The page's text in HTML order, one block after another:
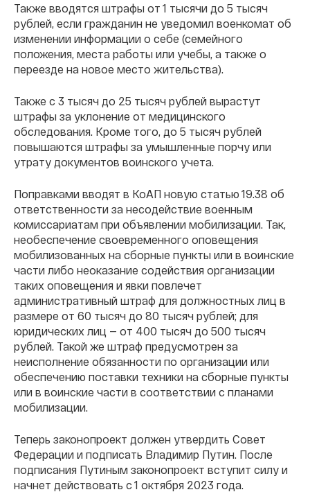
Также вводятся штрафы от 1 тысячи до 5 тысяч
рублей, если гражданин не уведомил военкомат об
изменении информации о себе (семейного
положения, места работы или учебы, а также о
переезде на новое место жительства).
Также с 3 тысяч до 25 тысяч рублей вырастут
штрафы за уклонение от медицинского
обследования. Кроме того, до 5 тысяч рублей
повышаются штрафы за умышленные порчу или
утрату документов воинского учета.
Поправками вводят в КоАП новую статью 19.38 об
ответственности за несодействие военным
комиссариатам при объявлении мобилизации. Так,
необеспечение своевременного оповещения
мобилизованных на сборные пункты или в воинские
части либо неоказание содействия организации
таких оповещения и явки повлечет
административный штраф для должностных лиц в
размере от 60 тысяч до 80 тысяч рублей; для
юридических лиц — от 400 тысяч до 500 тысяч
рублей. Такой же штраф предусмотрен за
неисполнение обязанности по организации или
обеспечению поставки техники на сборные пункты
или в воинские части в соответствии с планами
мобилизации.
Теперь законопроект должен утвердить Совет
Федерации и подписать Владимир Путин. После
подписания Путиным законопроект вступит силу и
начнет действовать с 1 октября 2023 года.